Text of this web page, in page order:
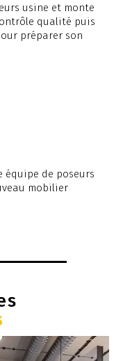
usine et monte
qualité puis
préparer son
équipe de poseurs
mobilier